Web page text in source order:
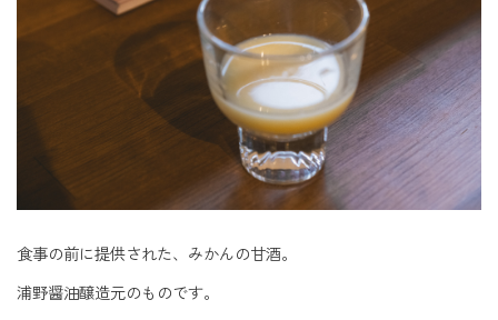
食事の前に提供された、みかんの甘酒。
浦野醤油醸造元のものです。